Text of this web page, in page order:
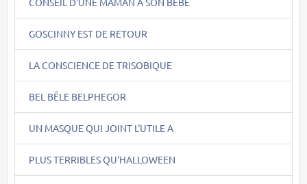
GOSCINNY EST DE RETOUR
LA CONSCIENCE DE TRISOBIQUE
BEL BÊLE BELPHEGOR
UN MASQUE QUI JOINT L'UTILE A
PLUS TERRIBLES QU'HALLOWEEN